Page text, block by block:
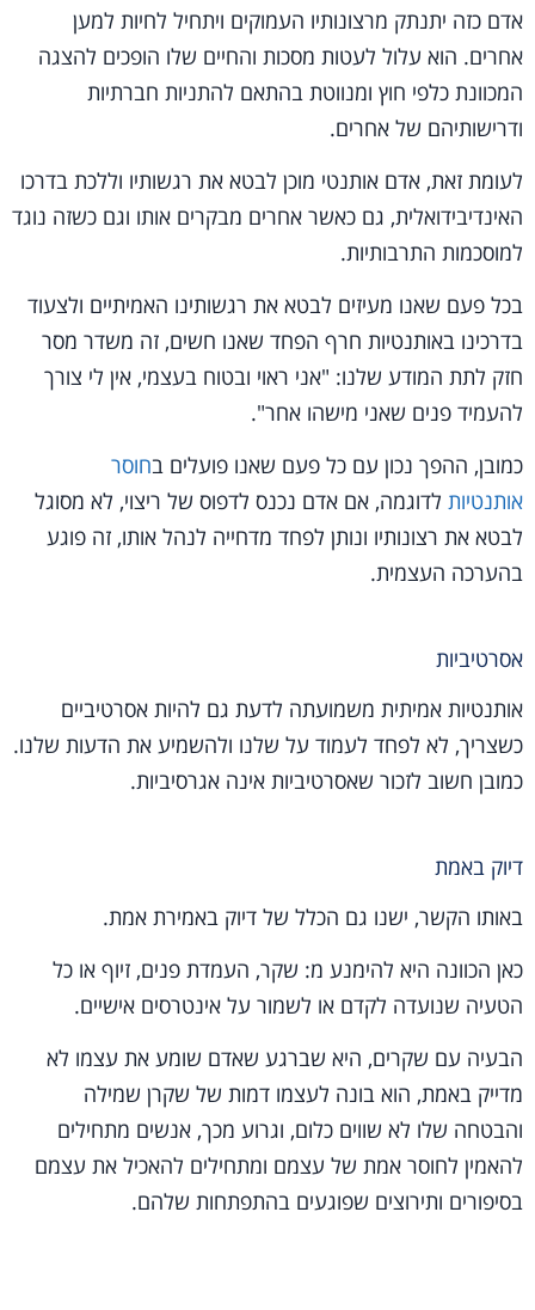
אדם כזה יתנתק מרצונותיו העמוקים ויתחיל לחיות למען
אחרים. הוא עלול לעטות מסכות והחיים שלו הופכים להצגה
המכוונת כלפי חוץ ומנווטת בהתאם להתניות חברתיות
ודרישותיהם של אחרים.
לעומת זאת, אדם אותנטי מוכן לבטא את רגשותיו וללכת בדרכו
האינדיבידואלית, גם כאשר אחרים מבקרים אותו וגם כשזה נוגד
למוסכמות התרבותיות.
בכל פעם שאנו מעיזים לבטא את רגשותינו האמיתיים ולצעוד
בדרכינו באותנטיות חרף הפחד שאנו חשים, זה משדר מסר
חזק לתת המודע שלנו: "אני ראוי ובטוח בעצמי, אין לי צורך
להעמיד פנים שאני מישהו אחר".
כמובן, ההפך נכון עם כל פעם שאנו פועלים בחוסר
אותנטיות לדוגמה, אם אדם נכנס לדפוס של ריצוי, לא מסוגל
לבטא את רצונותיו ונותן לפחד מדחייה לנהל אותו, זה פוגע
בהערכה העצמית.
אסרטיביות
אותנטיות אמיתית משמועתה לדעת גם להיות אסרטיביים
כשצריך, לא לפחד לעמוד על שלנו ולהשמיע את הדעות שלנו.
כמובן חשוב לזכור שאסרטיביות אינה אגרסיביות.
דיוק באמת
באותו הקשר, ישנו גם הכלל של דיוק באמירת אמת.
כאן הכוונה היא להימנע מ: שקר, העמדת פנים, זיוף או כל
הטעיה שנועדה לקדם או לשמור על אינטרסים אישיים.
הבעיה עם שקרים, היא שברגע שאדם שומע את עצמו לא
מדייק באמת, הוא בונה לעצמו דמות של שקרן שמילה
והבטחה שלו לא שווים כלום, וגרוע מכך, אנשים מתחילים
להאמין לחוסר אמת של עצמם ומתחילים להאכיל את עצמם
בסיפורים ותירוצים שפוגעים בהתפתחות שלהם.